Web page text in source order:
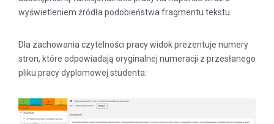
wyświetleniem źródła podobieństwa fragmentu tekstu.
Dla zachowania czytelności pracy widok prezentuje numery
stron, które odpowiadają oryginalnej numeracji z przesłanego
pliku pracy dyplomowej studenta: